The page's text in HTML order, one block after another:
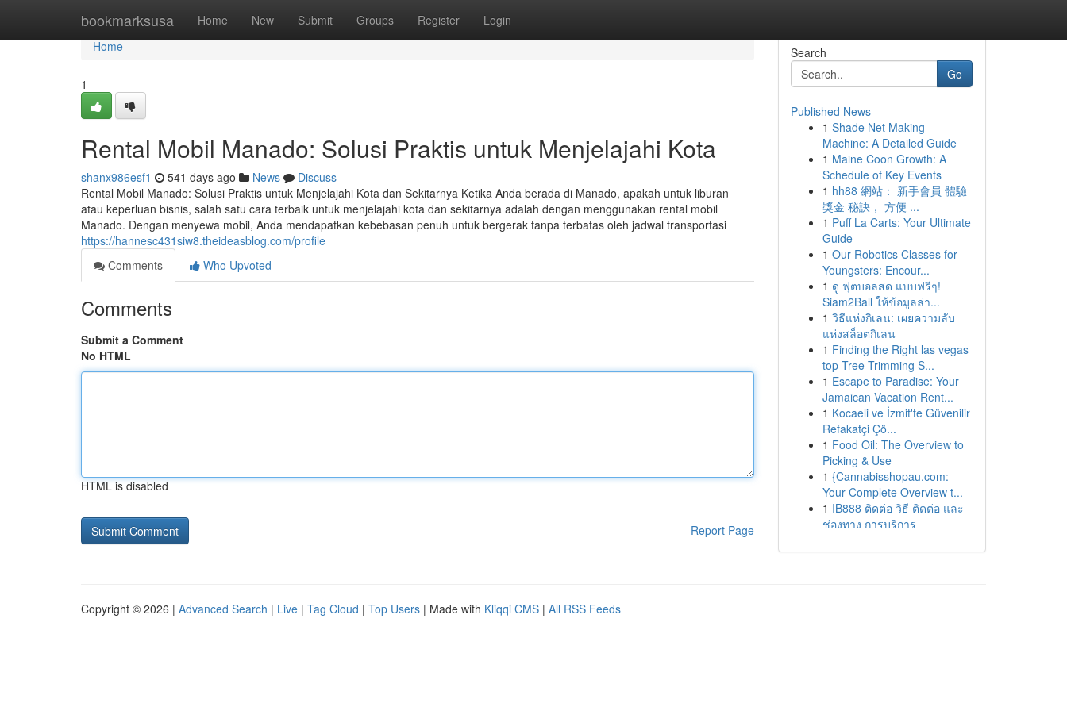
bookmarksusa Home New Submit Groups Register Login
Home
Home
1
Rental Mobil Manado: Solusi Praktis untuk Menjelajahi Kota
shanx986esf1 541 days ago News
Discuss
Rental Mobil Manado: Solusi Praktis untuk Menjelajahi Kota dan Sekitarnya Ketika Anda berada di Manado, apakah untuk liburan
atau keperluan bisnis, salah satu cara terbaik untuk menjelajahi kota dan sekitarnya adalah dengan menggunakan rental mobil
Manado. Dengan menyewa mobil, Anda mendapatkan kebebasan penuh untuk bergerak tanpa terbatas oleh jadwal transportasi
https://hannesc431siw8.theideasblog.com/profile
Comments
Who Upvoted
Comments
Submit a Comment
No HTML
HTML is disabled
Report Page
Search
Go
Published News
1 Shade Net Making
Machine: A Detailed Guide
1 Maine Coon Growth: A
Schedule of Key Events
1 hh88 網站： 新手會員 體驗
獎金 秘訣， 方便 ...
1 Puff La Carts: Your Ultimate
Guide
1 Our Robotics Classes for
Youngsters: Encour...
1 ดู ฟุตบอลสด แบบฟรีๆ!
Siam2Ball ให้ข้อมูลล่า...
1 วิธีแห่งกิเลน: เผยความลับ
แห่งสล็อตกิเลน
1 Finding the Right las vegas
top Tree Trimming S...
1 Escape to Paradise: Your
Jamaican Vacation Rent...
1 Kocaeli ve İzmit'te Güvenilir
Refakatçi Çö...
1 Food Oil: The Overview to
Picking & Use
1 {Cannabisshopau.com:
Your Complete Overview t...
1 IB888 ติดต่อ วิธี ติดต่อ และ
ช่องทาง การบริการ
Copyright © 2026 | Advanced Search | Live | Tag Cloud | Top Users | Made with Kliqqi CMS | All RSS Feeds